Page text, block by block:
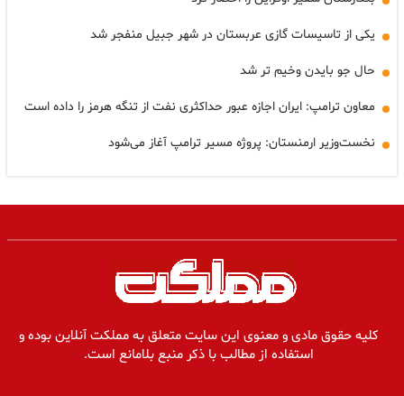
یکی از تاسیسات گازی عربستان در شهر جبیل منفجر شد
حال جو بایدن وخیم تر شد
معاون ترامپ: ایران اجازه عبور حداکثری نفت از تنگه هرمز را داده است
نخست‌وزیر ارمنستان: پروژه مسیر ترامپ آغاز می‌شود
کلیه حقوق مادی و معنوی این سایت متعلق به مملکت آنلاین بوده و
استفاده از مطالب با ذکر منبع بلامانع است.